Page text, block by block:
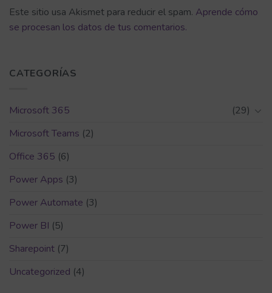
Este sitio usa Akismet para reducir el spam. Aprende cómo
se procesan los datos de tus comentarios.
CATEGORÍAS
Microsoft 365
(29)
Microsoft Teams (2)
Office 365 (6)
Power Apps (3)
Power Automate (3)
Power BI (5)
Sharepoint (7)
Uncategorized (4)